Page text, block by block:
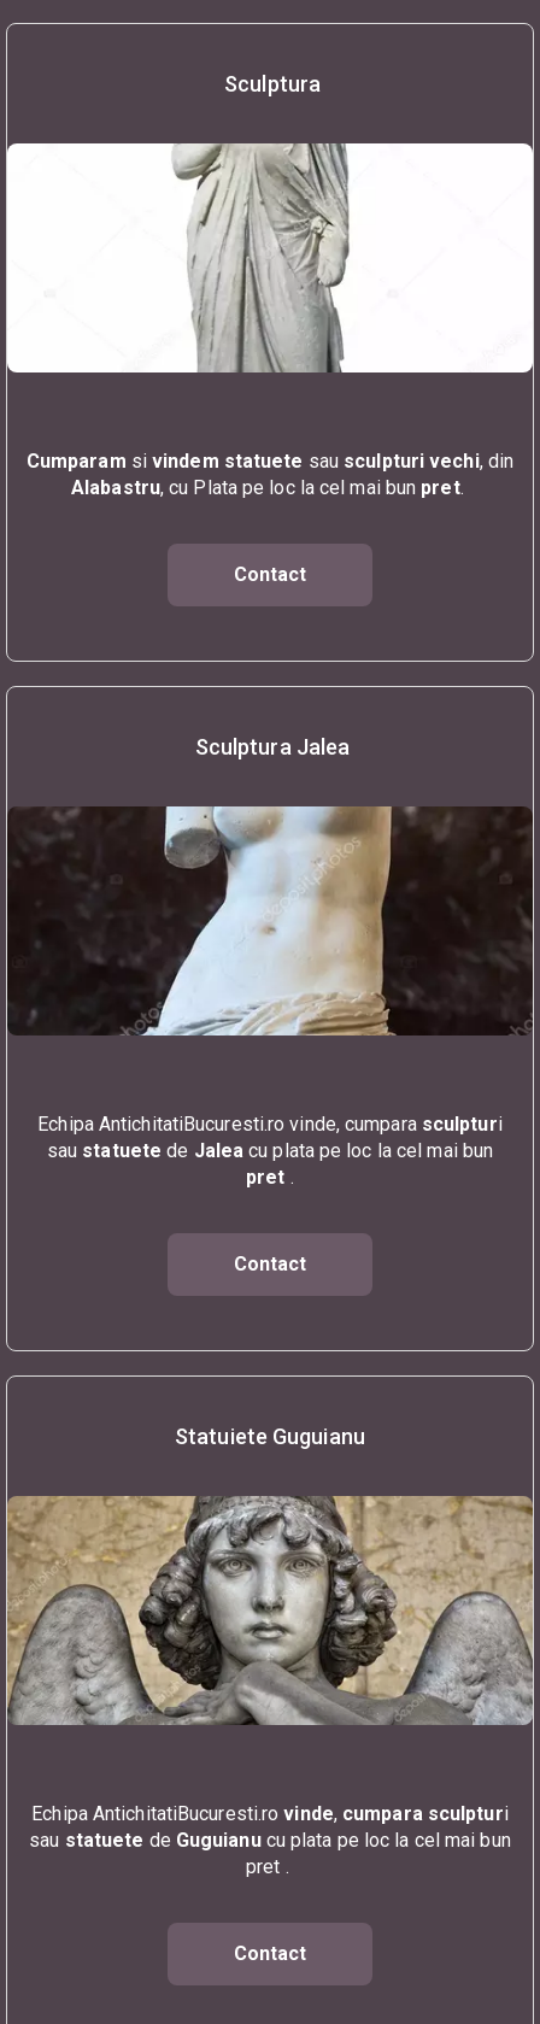
Sculptura
Cumparam sivindem statuete sau sculpturi vechi, din
Alabastru, cu Plata pe loc la cel mai bun pret.
Contact
Sculptura Jalea
Echipa AntichitatiBucuresti.ro vinde, cumpara sculpturi
sau statuete de Jalea cu plata pe loc la cel mai bun
pret .
Contact
Statuiete Guguianu
Echipa AntichitatiBucuresti.rovinde, cumpara sculpturi
sau statuete de Guguianucu plata pe loc la cel mai bun
pret .
Contact